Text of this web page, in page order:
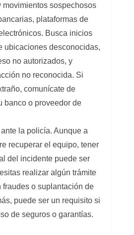
movimientos sospechosos
plataformas de
Busca inicios
ubicaciones desconocidas,
no autorizados, y
no reconocida. Si
comunícate de
banco o proveedor de
la policía. Aunque a
recuperar el equipo, tener
del incidente puede ser
realizar algún trámite
fraudes o suplantación de
puede ser un requisito si
de seguros o garantías.